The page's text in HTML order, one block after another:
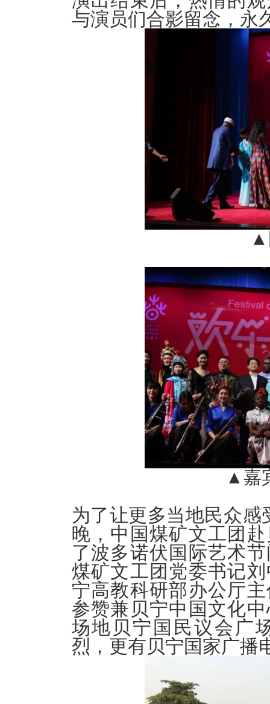
与演员们合影留念，永
▲
▲嘉
为了让更多当地民众感
晚，中国煤矿文工团
了波多诺伏国际艺术
煤矿文工团党委书记
宁高教科研部办公厅
参赞兼贝宁中国文化
场地贝宁国民议会广
烈，更有贝宁国家广播